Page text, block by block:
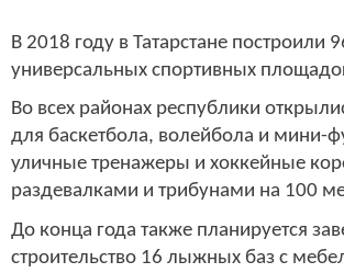
В 2018 году в Татарстане построили
универсальных спортивных
Во всех районах республики
для баскетбола, волейбола и мини-
уличные тренажеры и хоккейные
раздевалками и трибунами на 100
До конца года также планируется
строительство 16 лыжных баз с